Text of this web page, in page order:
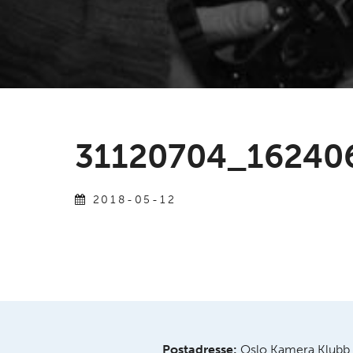
2018-05-12
Postadresse: Oslo Kamera Klubb,